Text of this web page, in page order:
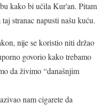
kako bi učila Kur'an. Pitam
stranac napusti našu kuću.
nije se koristio niti držao
govorio kako trebamo
da živimo “današnjim
nam cigarete da